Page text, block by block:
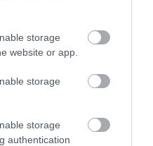
storage
website or app.
storage
storage
authentication